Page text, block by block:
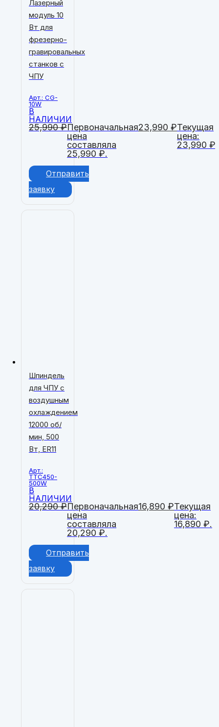
25,990₽Первоначальная
цена
составляла
25,990 ₽.
23,990 ₽Текущая
цена:
23,990 ₽.
Лазерный
модуль 10
Вт для
фрезерно-
гравировальных
станков с
ЧПУ
Арт.: CG-
10W
В
НАЛИЧИИ
Отправить
заявку
20,290₽Первоначальная
цена
составляла
20,290 ₽.
16,890 ₽Текущая
цена:
16,890 ₽.
Шпиндель
для ЧПУ с
воздушным
охлаждением
12000 об/
мин, 500
Вт, ER11
Арт.:
TTC450-
500W
В
НАЛИЧИИ
Отправить
заявку